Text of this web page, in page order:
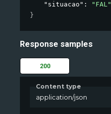
"situacao" :
"FAL"
}
Response samples
200
Content type
application/json